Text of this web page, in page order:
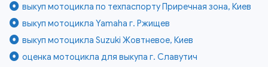
выкуп мотоцикла по техпаспорту Приречная зона, Киев
выкуп мотоцикла Yamaha г. Ржищев
выкуп мотоцикла Suzuki Жовтневое, Киев
оценка мотоцикла для выкупа г. Славутич